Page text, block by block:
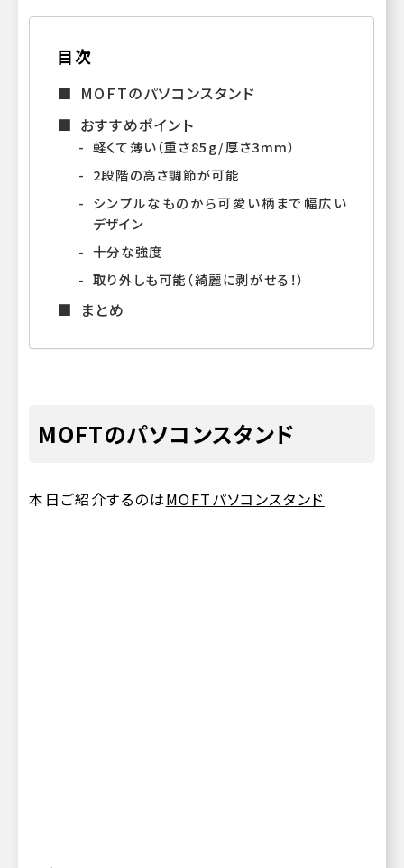
目次
MOFTのパソコンスタンド
おすすめポイント
軽くて薄い（重さ85g/厚さ3mm）
2段階の高さ調節が可能
シンプルなものから可愛い柄まで幅広い
デザイン
十分な強度
取り外しも可能（綺麗に剥がせる！）
まとめ
MOFTのパソコンスタンド
本日ご紹介するのはMOFTパソコンスタンド